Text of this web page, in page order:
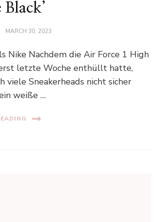
Black’
MARCH 30, 2023
Nike Nachdem die Air Force 1 High
letzte Woche enthüllt hatte,
viele Sneakerheads nicht sicher
weiße …